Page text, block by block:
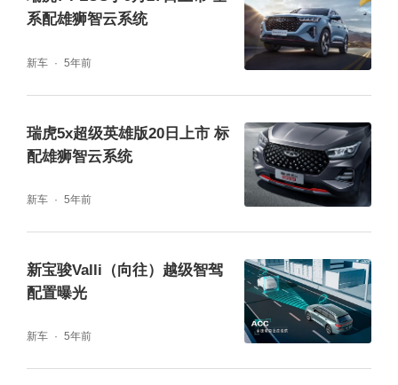
安全方面，宝骏云海不仅标配六项智能主动安
全辅助，更在被动安全上做到了全系标配。采
系配雄狮智云系统
新车 5年前
瑞虎5x超级英雄版20日上市 标
配雄狮智云系统
新车 5年前
新宝骏Valli（向往）越级智驾
配置曝光
新车 5年前